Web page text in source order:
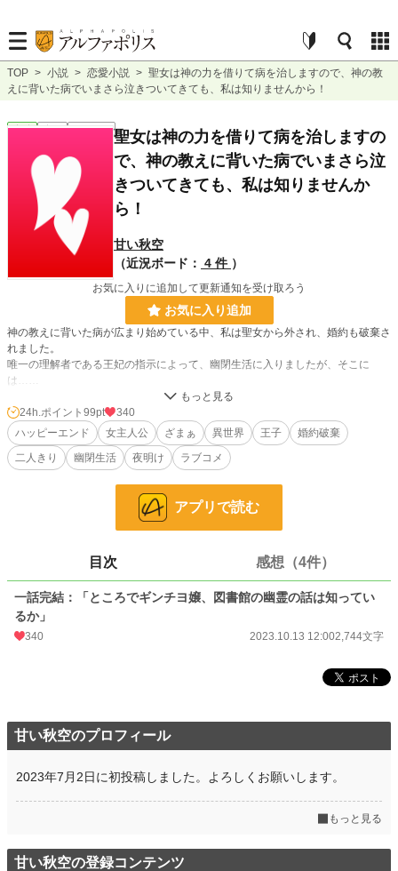
TOP > 小説 > 恋愛小説 > 聖女は神の力を借りて病を治しますので、神の教
えに背いた病でいまさら泣きついてきても、私は知りませんから！
恋愛 完結 ｼｮｰﾄｼｮｰﾄ 聖女は神の力を借りて病を治しますの
で、神の教えに背いた病でいまさら泣
きついてきても、私は知りませんか
ら！
甘い秋空
（近況ボード： 4 件 ）
お気に入りに追加して更新通知を受け取ろう
お気に入り追加
神の教えに背いた病が広まり始めている中、私は聖女から外され、婚約も破棄さ
れました。
唯一の理解者である王妃の指示によって、幽閉生活に入りましたが、そこに
は……
小説 11,165 位 / 228,849 件
恋愛 4,962 位 / 66,374 件
初回公開日時 2023.10.13 12:00
初回完結日時
年間ポイント 66,383 pt (8,390 位)
24h.ポイント 99pt
340
ハッピーエンド
女主人公 ざまぁ 異世界 王子
婚約破棄
二人きり
幽閉生活 夜明け ラブコメ
アプリで読む
目次 感想（4件）
一話完結：「ところでギンチヨ嬢、図書館の幽霊の話は知ってい
るか」
340 2023.10.13 12:002,744文字
甘い秋空のプロフィール
2023年7月2日に初投稿しました。よろしくお願いします。
もっと見る
甘い秋空の登録コンテンツ